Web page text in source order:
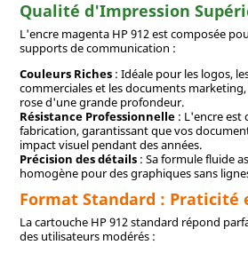
Qualité d'Impression
L'encre magenta HP 912 est composée
supports de communication :
Couleurs Riches: Idéale pour les logos,
commerciales et les documents
rose d'une grande profondeur.
Résistance Professionnelle: L'encre est
fabrication, garantissant que vos
impact visuel pendant des années.
Précision des détails: Sa formule fluide
homogène pour des graphiques sans
Format Standard : Praticité
La cartouche HP 912 standard répond
des utilisateurs modérés :